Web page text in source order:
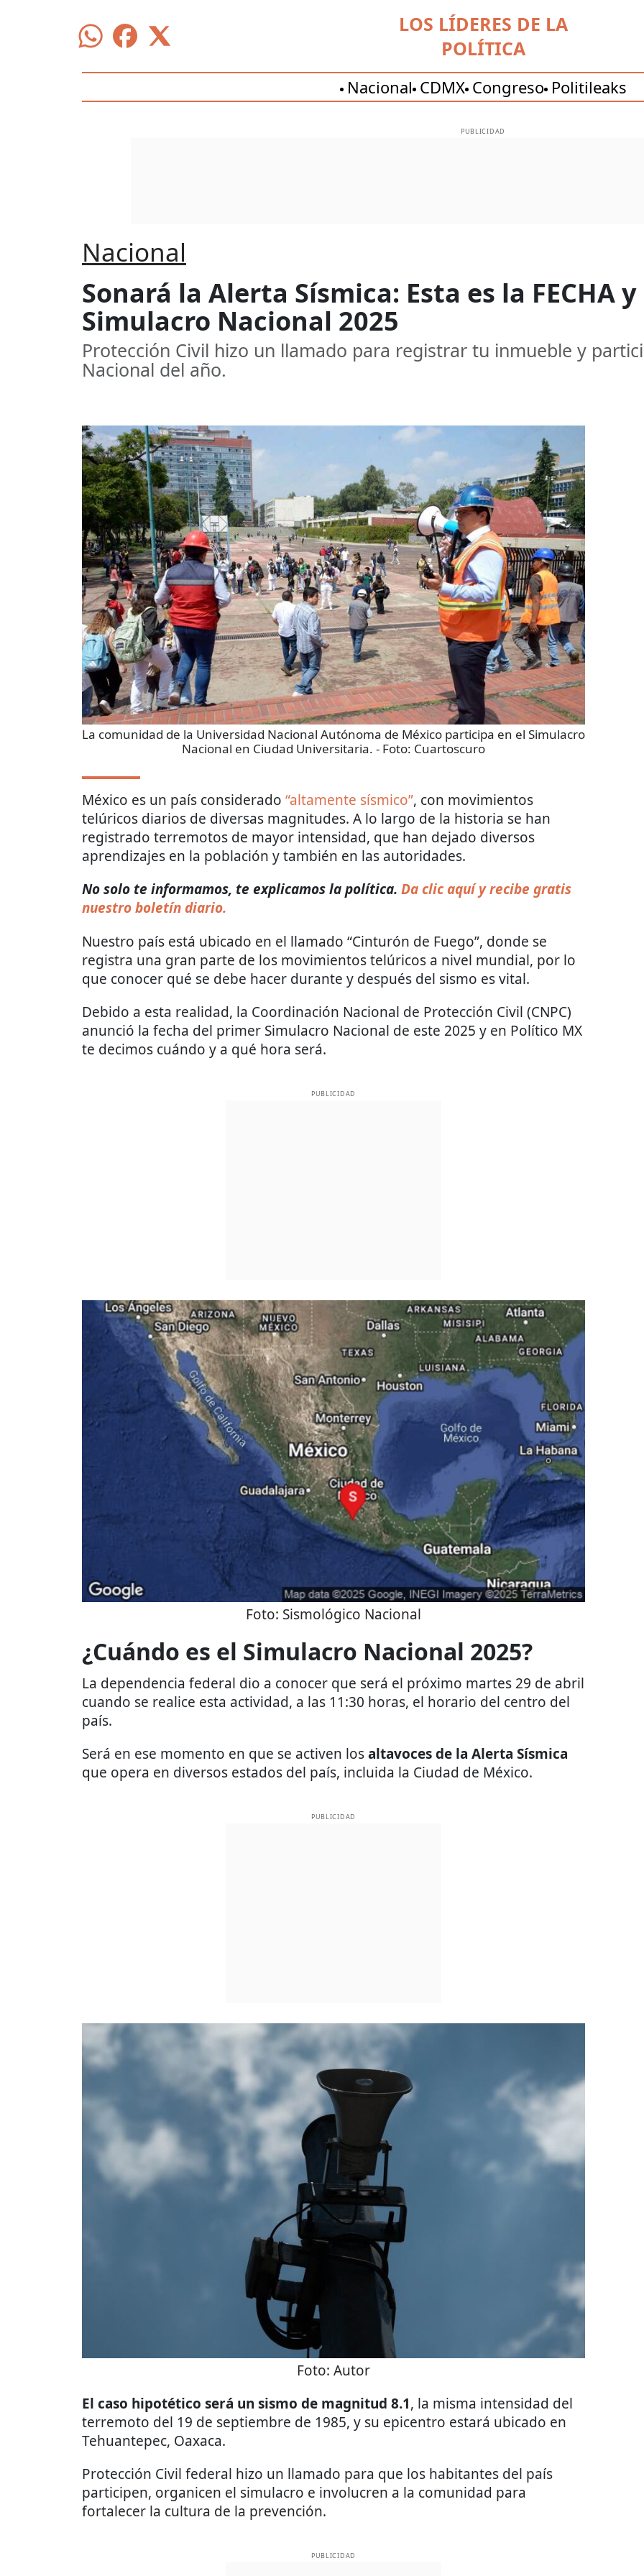
LOS LÍDERES DE LA
POLÍTICA
Nacional CDMX Congreso Politileaks
PUBLICIDAD
Nacional
Sonará la Alerta Sísmica: Esta es la FECHA y
Simulacro Nacional 2025
Protección Civil hizo un llamado para registrar tu inmueble y
Nacional del año.
La comunidad de la Universidad Nacional Autónoma de México participa en el Simulacro
Nacional en Ciudad Universitaria. - Foto: Cuartoscuro
México es un país considerado “altamente sísmico”, con movimientos
telúricos diarios de diversas magnitudes. A lo largo de la historia se han
registrado terremotos de mayor intensidad, que han dejado diversos
aprendizajes en la población y también en las autoridades.
No solo te informamos, te explicamos la política. Da clic aquí y recibe gratis
nuestro boletín diario.
Nuestro país está ubicado en el llamado “Cinturón de Fuego”, donde se
registra una gran parte de los movimientos telúricos a nivel mundial, por lo
que conocer qué se debe hacer durante y después del sismo es vital.
Debido a esta realidad, la Coordinación Nacional de Protección Civil (CNPC)
anunció la fecha del primer Simulacro Nacional de este 2025 y en Político MX
te decimos cuándo y a qué hora será.
PUBLICIDAD
Foto: Sismológico Nacional
¿Cuándo es el Simulacro Nacional 2025?
La dependencia federal dio a conocer que será el próximo martes 29 de abril
cuando se realice esta actividad, a las 11:30 horas, el horario del centro del
país.
Será en ese momento en que se activen losaltavoces de la Alerta Sísmica
que opera en diversos estados del país, incluida la Ciudad de México.
PUBLICIDAD
Foto: Autor
El caso hipotético será un sismo de magnitud 8.1, la misma intensidad del
terremoto del 19 de septiembre de 1985, y su epicentro estará ubicado en
Tehuantepec, Oaxaca.
Protección Civil federal hizo un llamado para que los habitantes del país
participen, organicen el simulacro e involucren a la comunidad para
fortalecer la cultura de la prevención.
PUBLICIDAD